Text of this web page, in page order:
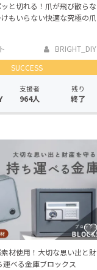
と切れる！爪が飛び散らな
もいらない快適な究極の爪
BRIGHT_DIY
SUCCESS
支援者
964人
残り
終了
材使用！大切な思い出と財
運べる金庫ブロックス